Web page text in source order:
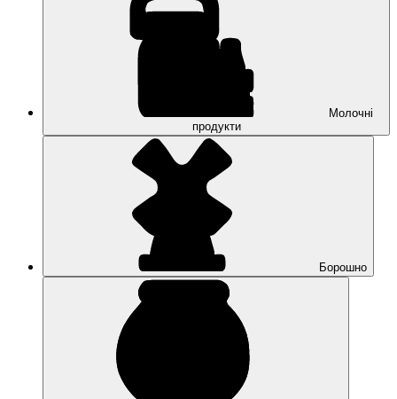
Молочні
продукти
Борошно